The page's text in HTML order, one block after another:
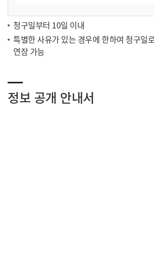
청구일부터 10일 이내
특별한 사유가 있는 경우에 한하여 청구일
연장 가능
정보 공개 안내서